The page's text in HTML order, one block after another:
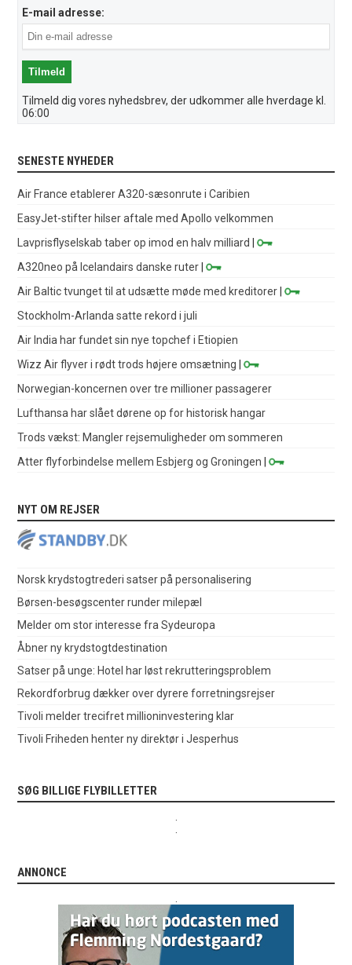
E-mail adresse:
Tilmeld dig vores nyhedsbrev, der udkommer alle hverdage kl.
06:00
SENESTE NYHEDER
Air France etablerer A320-sæsonrute i Caribien
EasyJet-stifter hilser aftale med Apollo velkommen
Lavprisflyselskab taber op imod en halv milliard
|
A320neo på Icelandairs danske ruter |
Air Baltic tvunget til at udsætte møde med kreditorer |
Stockholm-Arlanda satte rekord i juli
Air India har fundet sin nye topchef i Etiopien
Wizz Air flyver i rødt trods højere omsætning |
Norwegian-koncernen over tre millioner passagerer
Lufthansa har slået dørene op for historisk hangar
Trods vækst: Mangler rejsemuligheder om sommeren
Atter flyforbindelse mellem Esbjerg og Groningen |
NYT OM REJSER
Norsk krydstogtrederi satser på personalisering
Børsen-besøgscenter runder milepæl
Melder om stor interesse fra Sydeuropa
Åbner ny krydstogtdestination
Satser på unge: Hotel har løst rekrutteringsproblem
Rekordforbrug dækker over dyrere forretningsrejser
Tivoli melder trecifret millioninvestering klar
Tivoli Friheden henter ny direktør i Jesperhus
SØG BILLIGE FLYBILLETTER
ANNONCE